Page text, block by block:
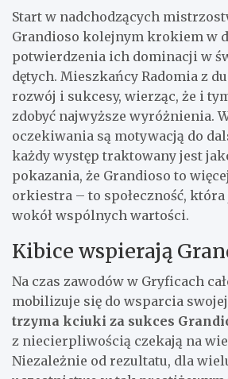
Start w nadchodzących
Grandioso kolejnym krokiem w
potwierdzenia ich dominacji w
dętych. Mieszkańcy Radomia z
rozwój i sukcesy, wierząc, że i
zdobyć najwyższe wyróżnienia.
oczekiwania są motywacją do
każdy występ traktowany jest
pokazania, że Grandioso to
orkiestra – to społeczność,
wokół wspólnych wartości.
Kibice wspierają
Na czas zawodów w Gryficach
mobilizuje się do wsparcia
trzyma kciuki za sukces
z niecierpliwością czekają na
Niezależnie od rezultatu, dla